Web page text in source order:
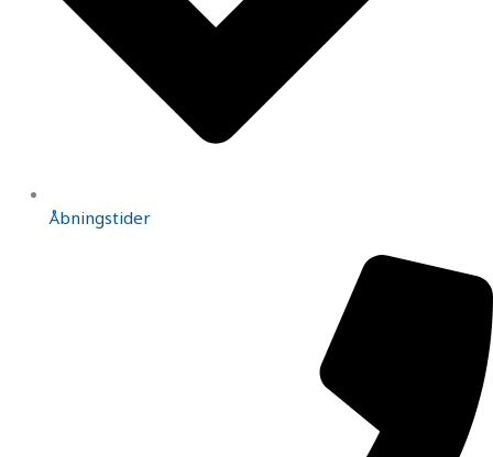
Åbningstider